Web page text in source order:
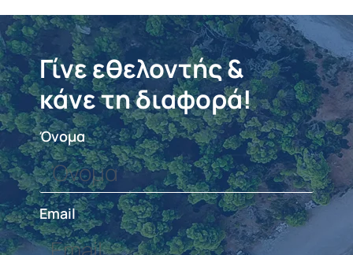
Γίνε εθελοντής &
κάνε τη διαφορά!
Όνομα
Email